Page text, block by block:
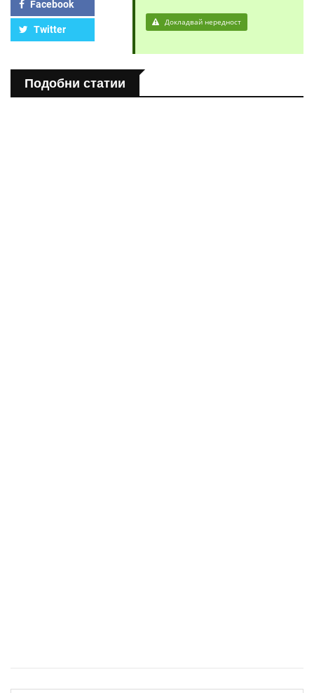
Facebook
Twitter
Докладвай нередност
Подобни статии